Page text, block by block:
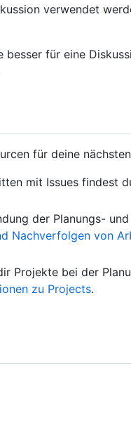
verwendet
besser für eine
für deine
mit Issues findest
der Planungs-
Nachverfolgen von
Projekte bei der
zu Projects.